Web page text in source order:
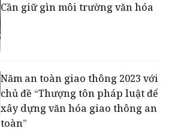
Cần giữ gìn môi trường văn hóa
Năm an toàn giao thông 2023 với
chủ đề “Thượng tôn pháp luật để
xây dựng văn hóa giao thông an
toàn”